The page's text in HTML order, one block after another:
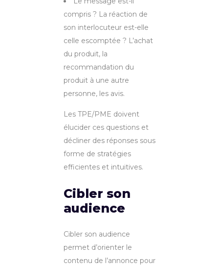
compris ? La réaction de
son interlocuteur est-elle
celle escomptée ? L’achat
du produit, la
recommandation du
produit à une autre
personne, les avis.
Les TPE/PME doivent
élucider ces questions et
décliner des réponses sous
forme de stratégies
efficientes et intuitives.
Cibler son
audience
Cibler son audience
permet d’orienter le
contenu de l’annonce pour